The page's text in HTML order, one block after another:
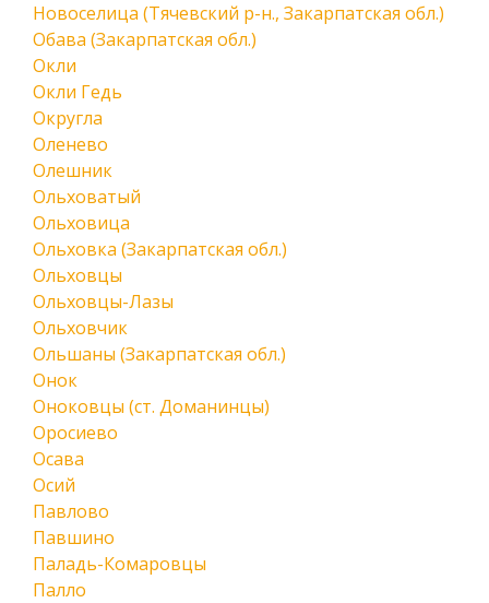
Новоселица (Тячевский р-н., Закарпатская обл.)
Обава (Закарпатская обл.)
Окли
Окли Гедь
Округла
Оленево
Олешник
Ольховатый
Ольховица
Ольховка (Закарпатская обл.)
Ольховцы
Ольховцы-Лазы
Ольховчик
Ольшаны (Закарпатская обл.)
Онок
Оноковцы (ст. Доманинцы)
Оросиево
Осава
Осий
Павлово
Павшино
Паладь-Комаровцы
Палло